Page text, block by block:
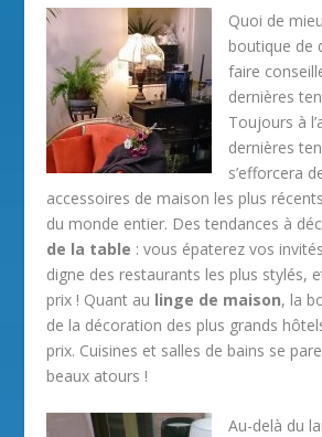
Quoi de
boutique de
faire
dernières
Toujours à
dernières
s’efforcera
accessoires de maison les plus
du monde entier. Des tendances à
de la table : vous épaterez vos
digne des restaurants les plus stylés,
prix ! Quant au linge de maison, la
de la décoration des plus grands
prix. Cuisines et salles de bains se
beaux atours !
Au-delà du